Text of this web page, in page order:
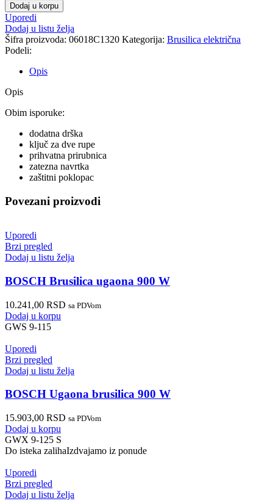
Dodaj u korpu
Uporedi
Dodaj u listu želja
Šifra proizvoda: 06018C1320 Kategorija: Brusilica električna
Podeli:
Opis
Opis
Obim isporuke:
dodatna drška
ključ za dve rupe
prihvatna prirubnica
zatezna navrtka
zaštitni poklopac
Povezani proizvodi
Uporedi
Brzi pregled
Dodaj u listu želja
BOSCH Brusilica ugaona 900 W
10.241,00 RSD sa PDVom
Dodaj u korpu
GWS 9-115
Uporedi
Brzi pregled
Dodaj u listu želja
BOSCH Ugaona brusilica 900 W
15.903,00 RSD sa PDVom
Dodaj u korpu
GWX 9-125 S
Do isteka zalihaIzdvajamo iz ponude
Uporedi
Brzi pregled
Dodaj u listu želja